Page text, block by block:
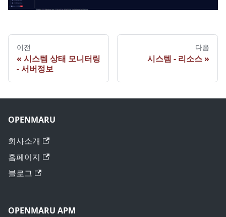
이전
시스템 상태 모니터링
- 서버정보
다음
시스템 - 리소스
OPENMARU
회사소개
홈페이지
블로그
OPENMARU APM